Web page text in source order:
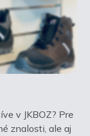
v JKBOZ? Pre
znalosti, ale aj